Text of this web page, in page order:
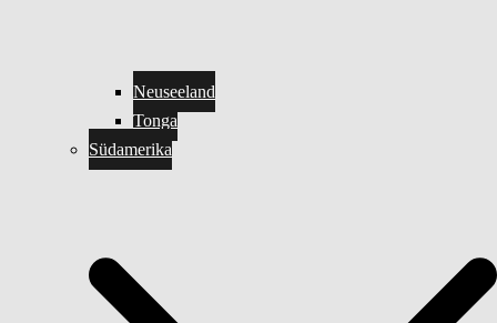
Neuseeland
Tonga
Südamerika